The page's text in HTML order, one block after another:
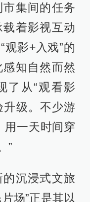
集间的任务
着影视互动
观影+入戏”的
知自然而然
了从“观看影
升级。不少游
用一天时间穿
”
沉浸式文旅
场”正是其以